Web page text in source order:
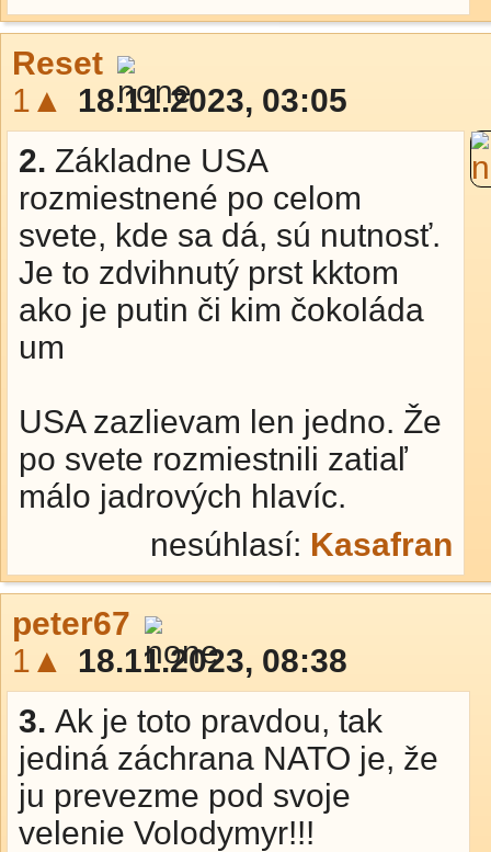
Reset
1▲
18.11.2023, 03:05
2. Základne USA
rozmiestnené po celom
svete, kde sa dá, sú nutnosť.
Je to zdvihnutý prst kktom
ako je putin či kim čokoláda
um
USA zazlievam len jedno. Že
po svete rozmiestnili zatiaľ
málo jadrových hlavíc.
nesúhlasí: Kasafran
peter67
1▲
18.11.2023, 08:38
3. Ak je toto pravdou, tak
jediná záchrana NATO je, že
ju prevezme pod svoje
velenie Volodymyr!!!